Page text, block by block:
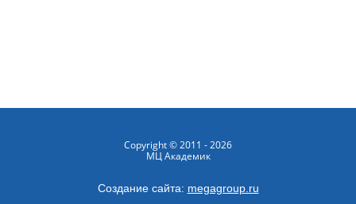
Copyright © 2011 - 2026
МЦ Академик
Создание сайта: megagroup.ru